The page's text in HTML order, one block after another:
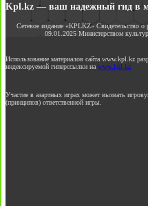
Kpl.kz — ваш надежный гид в
Сетевое издание «KPLKZ» Свидетельство
09.01.2025 Министерством
Использование материалов сайта www.kpl.kz
индексируемой гиперссылки на www.kpl.kz
Участие в азартных играх может вызвать
(принципов) ответственной игры.